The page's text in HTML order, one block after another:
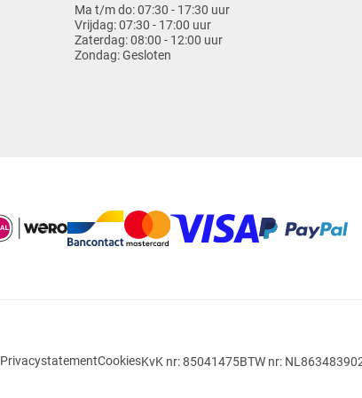
Ma t/m do:07:30 - 17:30 uur
Vrijdag:07:30 - 17:00 uur
Zaterdag:08:00 - 12:00 uur
Zondag:Gesloten
PrivacystatementCookiesKvK nr: 85041475BTW nr: